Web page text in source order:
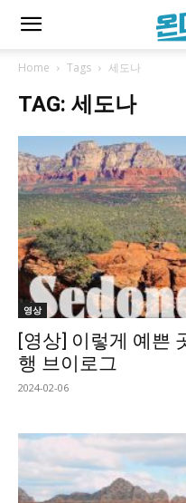
Home Tags 세도나
TAG: 세도나
영상
[영상] 이렇게 예쁜
행 브이로그
2024-02-06